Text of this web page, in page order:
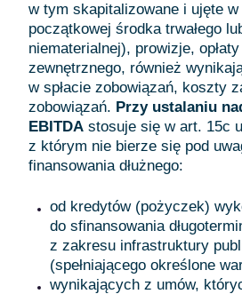
w tym skapitalizowane i ujęte
początkowej środka trwałego
niematerialnej), prowizje,
zewnętrznego, również
w spłacie zobowiązań, koszty
zobowiązań. Przy ustalaniu
EBITDA stosuje się w art. 15c
z którym nie bierze się pod
finansowania dłużnego:
od kredytów (pożyczek)
do sfinansowania
z zakresu infrastruktury
(spełniającego określone
wynikających z umów,